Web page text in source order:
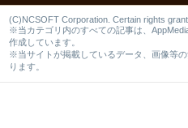
(C)NCSOFT Corporation. Certain rights
※当カテゴリ内のすべての記事は、
作成しています。
※当サイトが掲載しているデータ、画像等
ります。